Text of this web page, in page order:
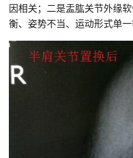
因相关；二是盂肱关节外缘
衡、姿势不当、运动形式单一